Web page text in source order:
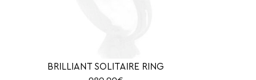
BRILLIANT SOLITAIRE RING